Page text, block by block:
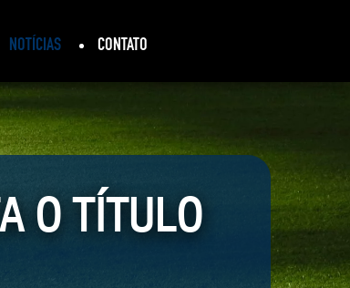
NOTÍCIAS CONTATO
O TÍTULO